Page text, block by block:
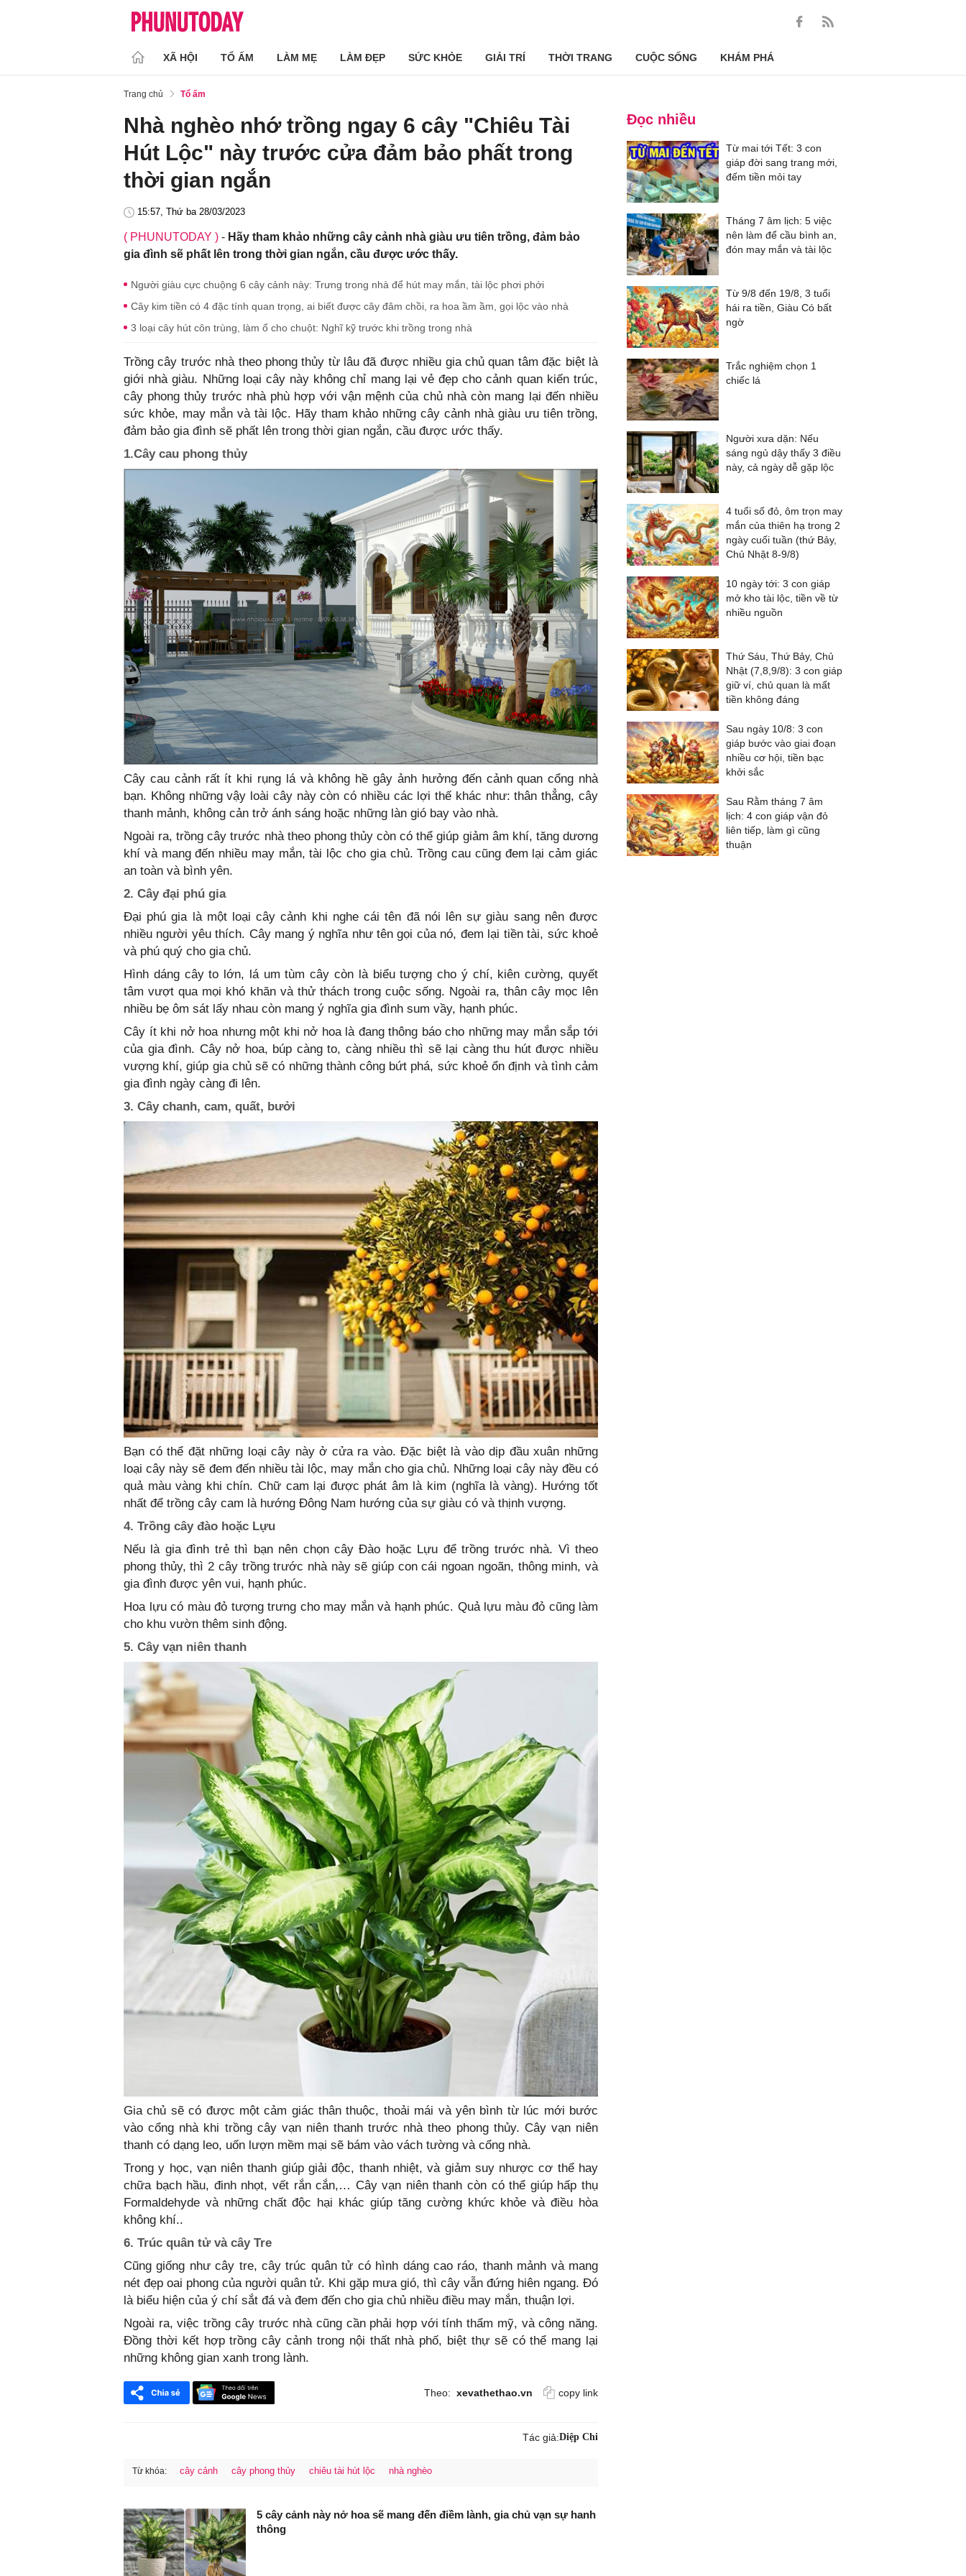
XÃ HỘI TỔ ẤM LÀM MẸ LÀM ĐẸP SỨC KHỎE GIẢI TRÍ THỜI TRANG CUỘC SỐNG KHÁM PHÁ
Trang chủ Tổ ấm
Nhà nghèo nhớ trồng ngay 6 cây "Chiêu Tài
Hút Lộc" này trước cửa đảm bảo phất trong
thời gian ngắn
15:57, Thứ ba 28/03/2023
( PHUNUTODAY ) - Hãy tham khảo những cây cảnh nhà giàu ưu tiên trồng, đảm bảo
gia đình sẽ phất lên trong thời gian ngắn, cầu được ước thấy.
Người giàu cực chuộng 6 cây cảnh này: Trưng trong nhà để hút may mắn, tài lộc phơi phới
Cây kim tiền có 4 đặc tính quan trọng, ai biết được cây đâm chồi, ra hoa ầm ầm, gọi lộc vào nhà
3 loại cây hút côn trùng, làm ổ cho chuột: Nghĩ kỹ trước khi trồng trong nhà
Trồng cây trước nhà theo phong thủy từ lâu đã được nhiều gia chủ quan tâm đặc biệt là
giới nhà giàu. Những loại cây này không chỉ mang lại vẻ đẹp cho cảnh quan kiến trúc,
cây phong thủy trước nhà phù hợp với vận mệnh của chủ nhà còn mang lại đến nhiều
sức khỏe, may mắn và tài lộc. Hãy tham khảo những cây cảnh nhà giàu ưu tiên trồng,
đảm bảo gia đình sẽ phất lên trong thời gian ngắn, cầu được ước thấy.
1.Cây cau phong thủy
Cây cau cảnh rất ít khi rụng lá và không hề gây ảnh hưởng đến cảnh quan cổng nhà
bạn. Không những vậy loài cây này còn có nhiều các lợi thế khác như: thân thẳng, cây
thanh mảnh, không cản trở ánh sáng hoặc những làn gió bay vào nhà.
Ngoài ra, trồng cây trước nhà theo phong thủy còn có thể giúp giảm âm khí, tăng dương
khí và mang đến nhiều may mắn, tài lộc cho gia chủ. Trồng cau cũng đem lại cảm giác
an toàn và bình yên.
2. Cây đại phú gia
Đại phú gia là một loại cây cảnh khi nghe cái tên đã nói lên sự giàu sang nên được
nhiều người yêu thích. Cây mang ý nghĩa như tên gọi của nó, đem lại tiền tài, sức khoẻ
và phú quý cho gia chủ.
Hình dáng cây to lớn, lá um tùm cây còn là biểu tượng cho ý chí, kiên cường, quyết
tâm vượt qua mọi khó khăn và thử thách trong cuộc sống. Ngoài ra, thân cây mọc lên
nhiều bẹ ôm sát lấy nhau còn mang ý nghĩa gia đình sum vầy, hạnh phúc.
Cây ít khi nở hoa nhưng một khi nở hoa là đang thông báo cho những may mắn sắp tới
của gia đình. Cây nở hoa, búp càng to, càng nhiều thì sẽ lại càng thu hút được nhiều
vượng khí, giúp gia chủ sẽ có những thành công bứt phá, sức khoẻ ổn định và tình cảm
gia đình ngày càng đi lên.
3. Cây chanh, cam, quất, bưởi
Bạn có thể đặt những loại cây này ở cửa ra vào. Đặc biệt là vào dịp đầu xuân những
loại cây này sẽ đem đến nhiều tài lộc, may mắn cho gia chủ. Những loại cây này đều có
quả màu vàng khi chín. Chữ cam lại được phát âm là kim (nghĩa là vàng). Hướng tốt
nhất để trồng cây cam là hướng Đông Nam hướng của sự giàu có và thịnh vượng.
4. Trồng cây đào hoặc Lựu
Nếu là gia đình trẻ thì bạn nên chọn cây Đào hoặc Lựu để trồng trước nhà. Vì theo
phong thủy, thì 2 cây trồng trước nhà này sẽ giúp con cái ngoan ngoãn, thông minh, và
gia đình được yên vui, hạnh phúc.
Hoa lựu có màu đỏ tượng trưng cho may mắn và hạnh phúc. Quả lựu màu đỏ cũng làm
cho khu vườn thêm sinh động.
5. Cây vạn niên thanh
Gia chủ sẽ có được một cảm giác thân thuộc, thoải mái và yên bình từ lúc mới bước
vào cổng nhà khi trồng cây vạn niên thanh trước nhà theo phong thủy. Cây vạn niên
thanh có dạng leo, uốn lượn mềm mại sẽ bám vào vách tường và cổng nhà.
Trong y học, vạn niên thanh giúp giải độc, thanh nhiệt, và giảm suy nhược cơ thể hay
chữa bạch hầu, đinh nhọt, vết rắn cắn,… Cây vạn niên thanh còn có thể giúp hấp thụ
Formaldehyde và những chất độc hại khác giúp tăng cường khức khỏe và điều hòa
không khí..
6. Trúc quân tử và cây Tre
Cũng giống như cây tre, cây trúc quân tử có hình dáng cao ráo, thanh mảnh và mang
nét đẹp oai phong của người quân tử. Khi gặp mưa gió, thì cây vẫn đứng hiên ngang. Đó
là biểu hiện của ý chí sắt đá và đem đến cho gia chủ nhiều điều may mắn, thuận lợi.
Ngoài ra, việc trồng cây trước nhà cũng cần phải hợp với tính thẩm mỹ, và công năng.
Đồng thời kết hợp trồng cây cảnh trong nội thất nhà phố, biệt thự sẽ có thể mang lại
những không gian xanh trong lành.
Theo: xevathethao.vn copy link
Tác giả:Diệp Chi
Từ khóa: cây cảnh cây phong thủy chiêu tài hút lộc nhà nghèo
5 cây cảnh này nở hoa sẽ mang đến điềm lành, gia chủ vạn sự hanh
thông
Đọc nhiều
Từ mai tới Tết: 3 con
giáp đời sang trang mới,
đếm tiền mỏi tay
Tháng 7 âm lịch: 5 việc
nên làm để cầu bình an,
đón may mắn và tài lộc
Từ 9/8 đến 19/8, 3 tuổi
hái ra tiền, Giàu Có bất
ngờ
Trắc nghiệm chọn 1
chiếc lá
Người xưa dặn: Nếu
sáng ngủ dậy thấy 3 điều
này, cả ngày dễ gặp lộc
4 tuổi số đỏ, ôm trọn may
mắn của thiên hạ trong 2
ngày cuối tuần (thứ Bảy,
Chủ Nhật 8-9/8)
10 ngày tới: 3 con giáp
mở kho tài lộc, tiền về từ
nhiều nguồn
Thứ Sáu, Thứ Bảy, Chủ
Nhật (7,8,9/8): 3 con giáp
giữ ví, chủ quan là mất
tiền không đáng
Sau ngày 10/8: 3 con
giáp bước vào giai đoạn
nhiều cơ hội, tiền bạc
khởi sắc
Sau Rằm tháng 7 âm
lịch: 4 con giáp vận đỏ
liên tiếp, làm gì cũng
thuận